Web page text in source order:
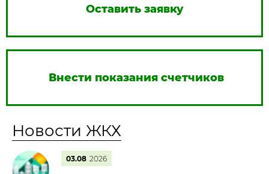
Оставить заявку
Внести показания счетчиков
Новости ЖКХ
03.08 2026